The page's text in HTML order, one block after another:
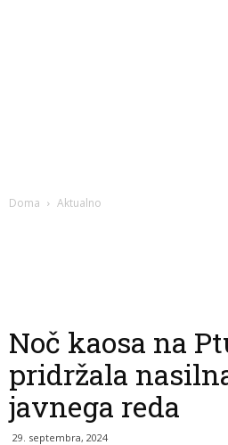
Doma Aktualno
Noč kaosa na
pridržala
javnega reda
29. septembra, 2024